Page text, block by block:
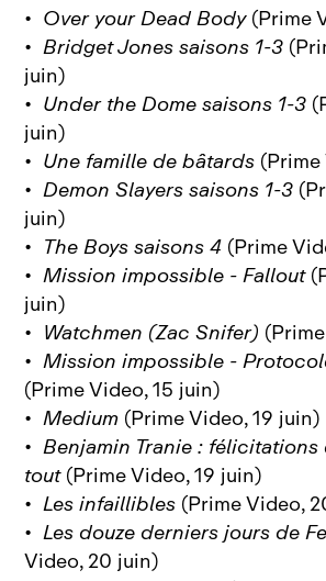
• Over your Dead Body(Prime
•Bridget Jones saisons 1-3
juin)
• Under the Dome saisons 1-3
juin)
• Une famille de bâtards
•Demon Slayers saisons 1-3
juin)
• The Boys saisons 4 (Prime
•Mission impossible - Fallout
juin)
• Watchmen (Zac Snifer)
•Mission impossible -
(Prime Video, 15 juin)
•Medium (Prime Video, 19 juin)
•Benjamin Tranie :
tout(Prime Video, 19 juin)
•Les infaillibles (Prime Video,
•Les douze derniers jours de
Video, 20 juin)